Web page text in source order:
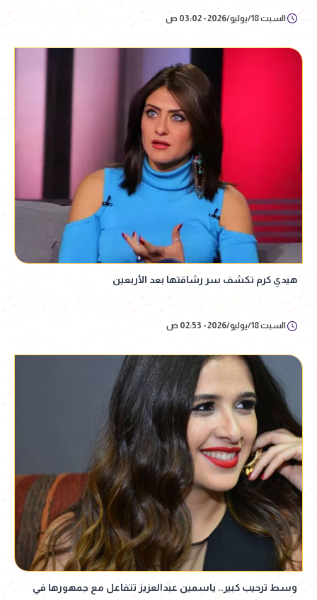
السبت 18/يوليو/2026 - 03:02 ص
هيدي كرم تكشف سر رشاقتها بعد الأربعين
السبت 18/يوليو/2026 - 02:53 ص
وسط ترحيب كبير.. ياسمين عبدالعزيز تتفاعل مع جمهورها في